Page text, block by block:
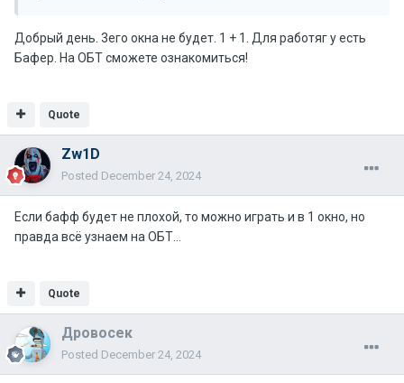
Добрый день. 3его окна не будет. 1 + 1. Для работяг у есть
Бафер. На ОБТ сможете ознакомиться!
Quote
Zw1D
Posted December 24, 2024
Если бафф будет не плохой, то можно играть и в 1 окно, но
правда всё узнаем на ОБТ...
Quote
Дровосек
Posted December 24, 2024